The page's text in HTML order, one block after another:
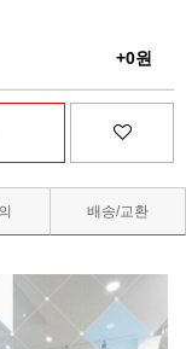
+0원
배송/교환